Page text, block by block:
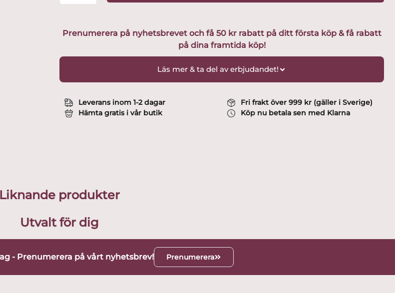
mängd
Prenumerera på nyhetsbrevet och få 50 kr rabatt på ditt första köp & få rabatt
på dina framtida köp!
Läs mer & ta del av erbjudandet!
Leverans inom 1-2 dagar
Hämta gratis i vår butik
Fri frakt över 999 kr (gäller i Sverige)
Köp nu betala sen med Klarna
Liknande produkter
Utvalt för dig
- Prenumerera på vårt nyhetsbrev! Prenumerera